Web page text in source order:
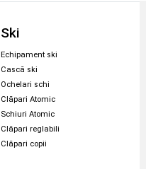
Ski
Echipament ski
Cască ski
Ochelari schi
Clăpari Atomic
Schiuri Atomic
Clăpari reglabili
Clăpari copii